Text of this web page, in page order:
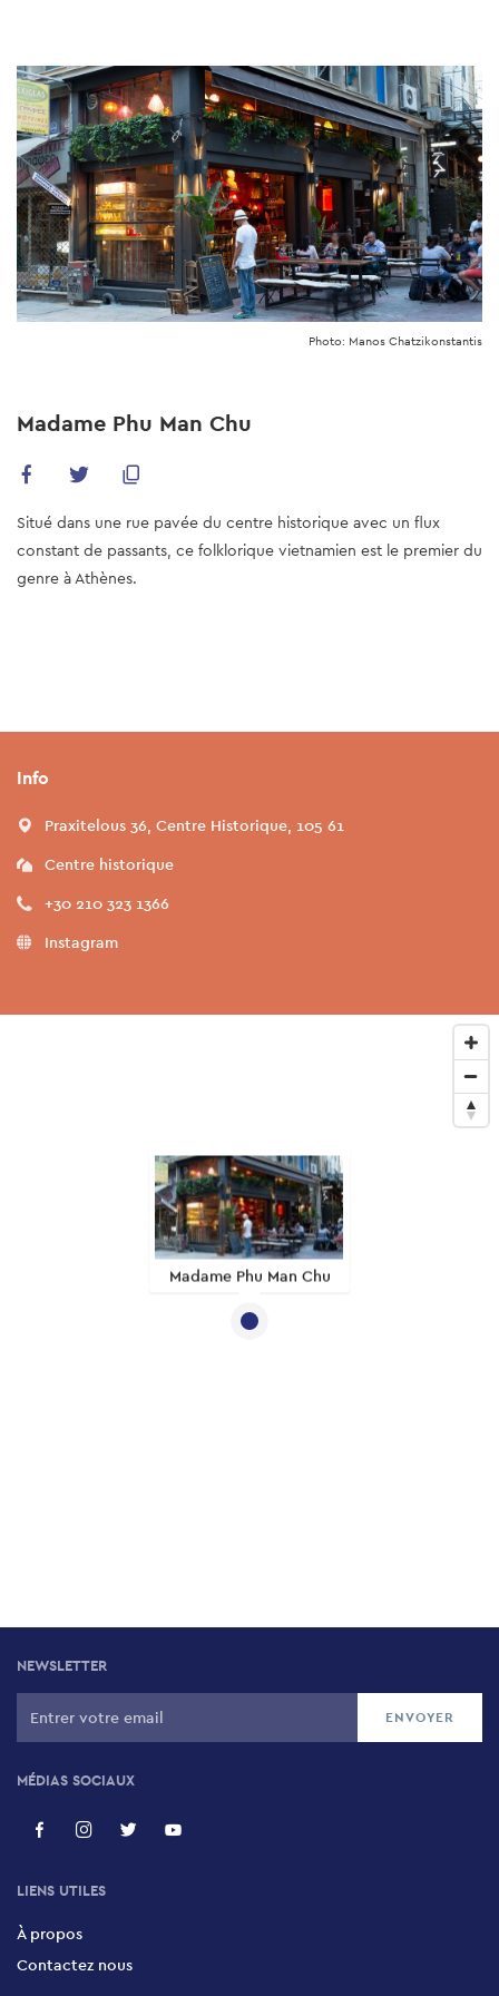
to
main
content
Photo: Manos Chatzikonstantis
Madame Phu Man Chu
Situé dans une rue pavée du centre historique avec un flux
constant de passants, ce folklorique vietnamien est le premier du
genre à Athènes.
Info
Praxitelous 36, Centre Historique, 105 61
Centre historique
+30 210 323 1366
Instagram
Madame Phu Man Chu
NEWSLETTER
MÉDIAS SOCIAUX
LIENS UTILES
À propos
Contactez nous